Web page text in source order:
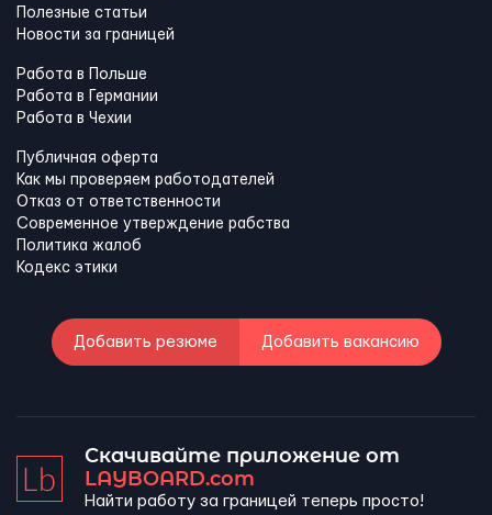
Полезные статьи
Новости за границей
Работа в Польше
Работа в Германии
Работа в Чехии
Публичная оферта
Как мы проверяем работодателей
Отказ от ответственности
Современное утверждение рабства
Политика жалоб
Кодекс этики
Добавить резюме Добавить вакансию
Скачивайте приложение от
LAYBOARD.com
Найти работу за границей теперь просто!